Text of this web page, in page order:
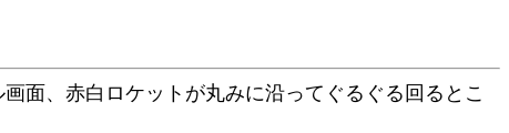
面、赤白ロケットが丸みに沿ってぐるぐる回るとこ